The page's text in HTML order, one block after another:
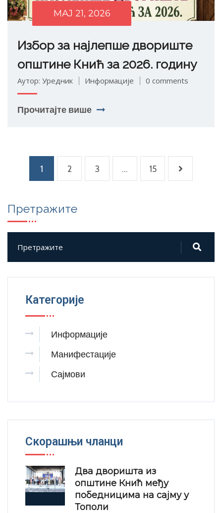
МАЈ 21, 2026
Избор за најлепше двориште
општине Кнић за 2026. годину
Аутор: Уредник Информације 0 comments
Прочитајте више
1 2 3 … 15
Претражите
Категорије
Информације
Манифестације
Сајмови
Скорашњи чланци
Два дворишта из
општине Кнић међу
победницима на сајму у
Тополи